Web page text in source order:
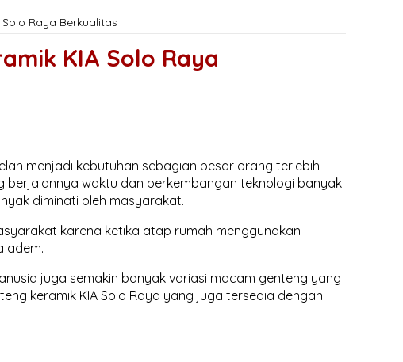
Raya Berkualitas
KIA Solo Raya
menjadi kebutuhan sebagian besar orang terlebih
berjalannya waktu dan perkembangan teknologi banyak
diminati oleh masyarakat.
karena ketika atap rumah menggunakan
adem.
juga semakin banyak variasi macam genteng yang
keramik KIA Solo Raya yang juga tersedia dengan